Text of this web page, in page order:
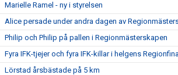
Marielle Ramel - ny i styrelsen
Alice persade under andra dagen av
Philip och Philip på pallen i Regionmästerskapen
Fyra IFK-tjejer och fyra IFK-killar i helgens
Lörstad årsbästade på 5 km